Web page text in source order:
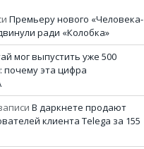
Премьеру нового «Человека-
ради «Колобка»
мог выпустить уже 500
почему эта цифра
В даркнете продают
клиента Telega за 155